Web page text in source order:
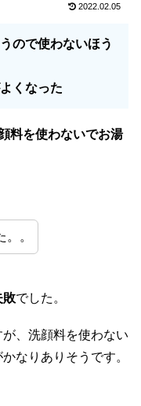
2022.02.05
ので使わないほう
くなった
料を使わないでお湯
。
敗でした。
、洗顔料を使わない
なりありそうです。